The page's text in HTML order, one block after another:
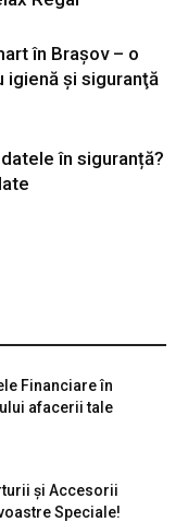
în Braşov – o
şi siguranţă
în siguranță?
Financiare în
afacerii tale
și Accesorii
Speciale!